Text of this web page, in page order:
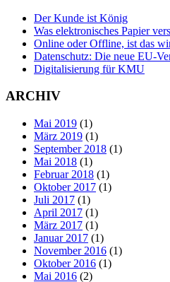
Der Kunde ist König
Was elektronisches Papier
Online oder Offline, ist das
Datenschutz: Die neue EU-
Digitalisierung für KMU
ARCHIV
Mai 2019 (1)
März 2019 (1)
September 2018 (1)
Mai 2018 (1)
Februar 2018 (1)
Oktober 2017 (1)
Juli 2017 (1)
April 2017 (1)
März 2017 (1)
Januar 2017 (1)
November 2016 (1)
Oktober 2016 (1)
Mai 2016 (2)